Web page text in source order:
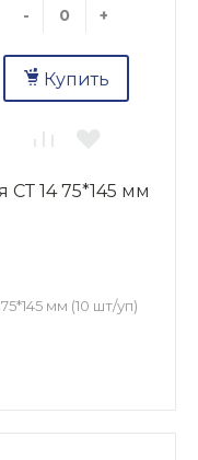
- +
Купить
СТ 14 75*145 мм
мм (10 шт/уп)